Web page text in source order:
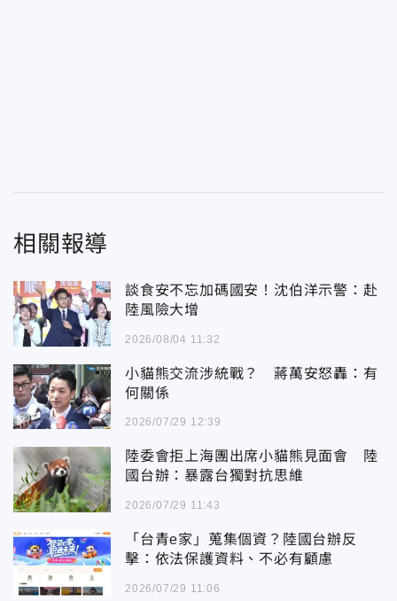
相關報導
談食安不忘加碼國安！沈伯洋示警：赴
陸風險大增
2026/08/04 11:32
小貓熊交流涉統戰？ 蔣萬安怒轟：有
何關係
2026/07/29 12:39
陸委會拒上海團出席小貓熊見面會 陸
國台辦：暴露台獨對抗思維
2026/07/29 11:43
「台青e家」蒐集個資？陸國台辦反
擊：依法保護資料、不必有顧慮
2026/07/29 11:06